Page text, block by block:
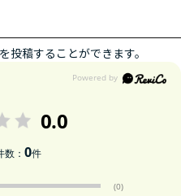
投稿することができます。
0.0
数：0件
(0)